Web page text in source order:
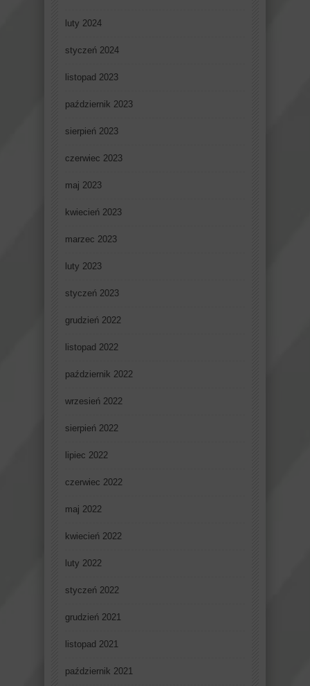
luty 2024
styczeń 2024
listopad 2023
październik 2023
sierpień 2023
czerwiec 2023
maj 2023
kwiecień 2023
marzec 2023
luty 2023
styczeń 2023
grudzień 2022
listopad 2022
październik 2022
wrzesień 2022
sierpień 2022
lipiec 2022
czerwiec 2022
maj 2022
kwiecień 2022
luty 2022
styczeń 2022
grudzień 2021
listopad 2021
październik 2021